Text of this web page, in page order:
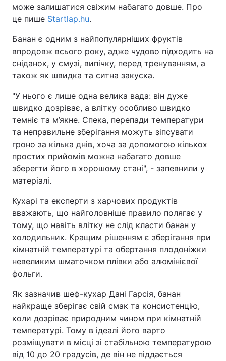
може залишатися свіжим набагато довше. Про
це пише Startlap.hu.
Банан є одним з найпопулярніших фруктів
впродовж всього року, адже чудово підходить на
сніданок, у смузі, випічку, перед тренуванням, а
також як швидка та ситна закуска.
"У нього є лише одна велика вада: він дуже
швидко дозріває, а влітку особливо швидко
темніє та м’якне. Спека, перепади температури
та неправильне зберігання можуть зіпсувати
гроно за кілька днів, хоча за допомогою кількох
простих прийомів можна набагато довше
зберегти його в хорошому стані", - запевнили у
матеріалі.
Кухарі та експерти з харчових продуктів
вважають, що найголовніше правило полягає у
тому, що навіть влітку не слід класти банан у
холодильник. Кращим рішенням є зберігання при
кімнатній температурі та обертання плодоніжки
невеликим шматочком плівки або алюмінієвої
фольги.
Як зазначив шеф-кухар Дані Гарсія, банан
найкраще зберігає свій смак та консистенцію,
коли дозріває природним чином при кімнатній
температурі. Тому в ідеалі його варто
розміщувати в місці зі стабільною температурою
від 10 до 20 градусів, де він не піддається